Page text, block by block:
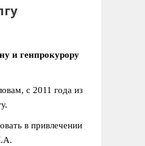
и генпрокурору
с 2011 года из
в привлечении